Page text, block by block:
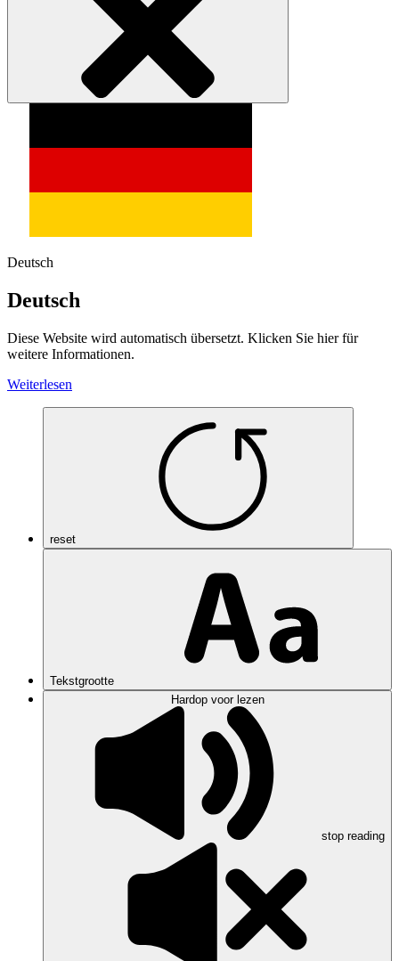
Deutsch
Deutsch
Diese Website wird automatisch übersetzt. Klicken Sie hier für
weitere Informationen.
Weiterlesen
reset
Tekstgrootte
Hardop voor lezen
stop reading